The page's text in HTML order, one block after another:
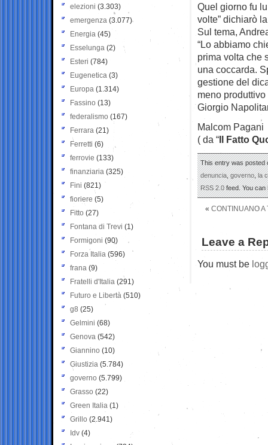
Quel giorno fu
volte” dichiarò
Sul tema,
“Lo abbiamo
prima volta che
una coccarda.
gestione del
meno
Giorgio
Malcom Pagani
( da “Il Fatto
This entry was posted
denuncia,governo,la
RSS 2.0feed. You can
« CONTINUANO A
Leave a
You must be
elezioni (3.303)
emergenza (3.077)
Energia (45)
Esselunga (2)
Esteri (784)
Eugenetica (3)
Europa (1.314)
Fassino (13)
federalismo (167)
Ferrara (21)
Ferretti (6)
ferrovie (133)
finanziaria (325)
Fini (821)
fioriere (5)
Fitto (27)
Fontana di Trevi (1)
Formigoni (90)
Forza Italia (596)
frana (9)
Fratelli d'Italia (291)
Futuro e Libertà (510)
g8 (25)
Gelmini (68)
Genova (542)
Giannino (10)
Giustizia (5.784)
governo (5.799)
Grasso (22)
Green Italia (1)
Grillo (2.941)
Idv (4)